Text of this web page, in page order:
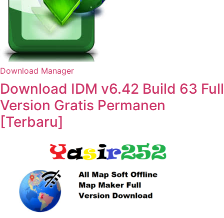
Download Manager
Download IDM v6.42 Build 63 Full
Version Gratis Permanen
[Terbaru]